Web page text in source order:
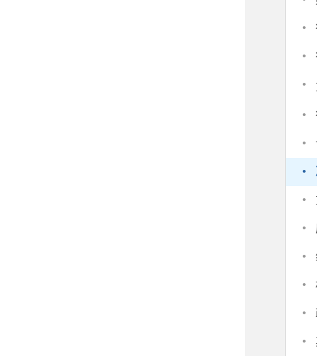
·
·
·
·
·
·
·
·
·
·
·
·